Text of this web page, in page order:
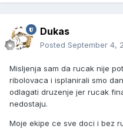
Dukas
Posted September 4,
Misljenja sam da rucak nije
ribolovaca i isplanirali smo
odlagati druzenje jer rucak
nedostaju.
Moje ekipe ce sve doci i bez